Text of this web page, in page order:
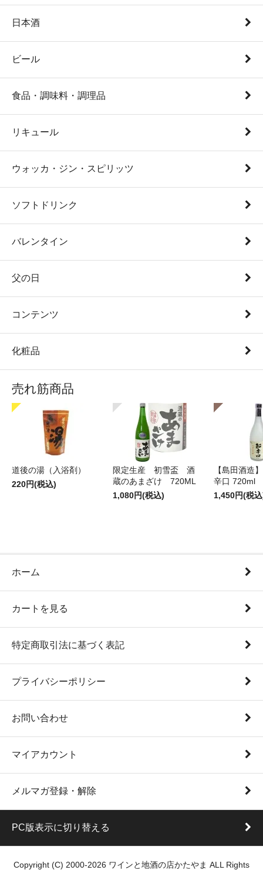
日本酒
ビール
食品・調味料・調理品
リキュール
ウォッカ・ジン・スピリッツ
ソフトドリンク
バレンタイン
父の日
コンテンツ
化粧品
売れ筋商品
道後の湯（入浴剤）
220円(税込)
限定生産 初雪盃 酒
蔵のあまざけ 720ML
1,080円(税込)
【島田酒造
辛口 720ml
1,450円(税
ホーム
カートを見る
特定商取引法に基づく表記
プライバシーポリシー
お問い合わせ
マイアカウント
メルマガ登録・解除
PC版表示に切り替える
Copyright (C) 2000-2026 ワインと地酒の店かたやま ALL Rights